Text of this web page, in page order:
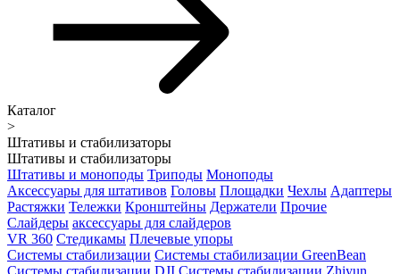
Каталог
>
Штативы и стабилизаторы
Штативы и стабилизаторы
Штативы и моноподы Триподы Моноподы
Аксессуары для штативов Головы Площадки Чехлы Адаптеры
Растяжки Тележки Кронштейны Держатели Прочие
Слайдеры аксессуары для слайдеров
VR 360 Стедикамы Плечевые упоры
Системы стабилизации Системы стабилизации GreenBean
Системы стабилизации DJI Системы стабилизации Zhiyun